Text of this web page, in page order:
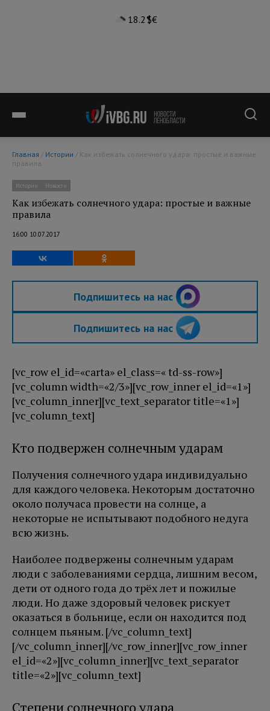
18.2°$€
Главная / Истории
правила
Истории Новости
Как избежать солнечного удара: простые и важные
правила
16:00 10.07.2017
Подпишитесь на нас
Подпишитесь на нас
[vc_row el_id=«carta» el_class=« td-ss-row»]
[vc_column width=«2/3»][vc_row_inner el_id=«1»]
[vc_column_inner][vc_text_separator title=«1»]
[vc_column_text]
Кто подвержен солнечным ударам
Получения солнечного удара индивидуально
для каждого человека. Некоторым достаточно
около получаса провести на солнце, а
некоторые не испытывают подобного недуга
всю жизнь.
Наиболее подвержены солнечным ударам
люди с заболеваниями сердца, лишним весом,
дети от одного года до трёх лет и пожилые
люди. Но даже здоровый человек рискует
оказаться в больнице, если он находится под
солнцем пьяным. [/vc_column_text]
[/vc_column_inner][/vc_row_inner][vc_row_inner
el_id=«2»][vc_column_inner][vc_text_separator
title=«2»][vc_column_text]
Степени солнечного удара